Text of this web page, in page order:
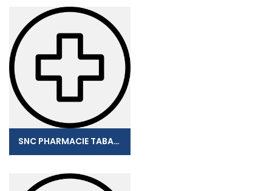
SNC PHARMACIE TABAR-NOUVAL